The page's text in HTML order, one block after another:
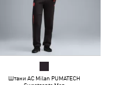
Штани AC Milan PUMATECH